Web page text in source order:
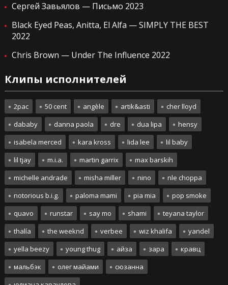
Сергей Завьялов — Письмо 2023
Black Eyed Peas, Anitta, El Alfa — SIMPLY THE BEST
2022
Chris Brown — Under The Influence 2022
Клипы исполнителей
2pac 50 cent angèle artik&asti
cher lloyd
dababy
danna paola dre dua lipa
hensy
isabela merced
kara kross lida lee
lil baby
lil tjay
m.i.a. martin garrix
max barskih
michelle andrade
misha miller nino
nle choppa
notorious b.i.g.
paloma mami pia mia
pop smoke
quavo
runstar say mo shami
teyana taylor
thalía
the weeknd verbee wiz khalifa
yandel
yella beezy
young thug айза зара
кравц
мальбэк
олег майами
сюзанна